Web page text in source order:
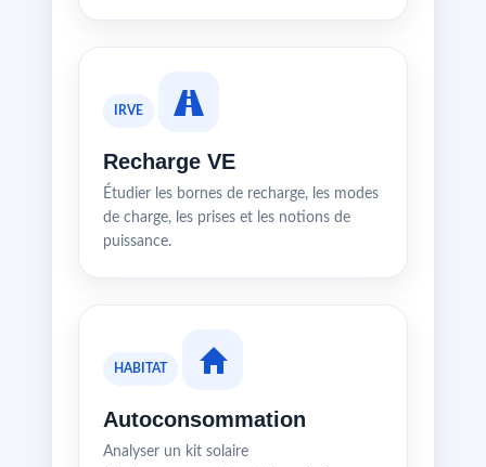
IRVE
Recharge VE
Étudier les bornes de recharge, les modes
de charge, les prises et les notions de
puissance.
HABITAT
Autoconsommation
Analyser un kit solaire